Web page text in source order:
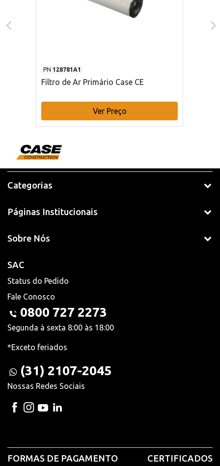
PN 128781A1
Filtro de Ar Primário Case CE
Ver Preço
Categorias
Páginas Institucionais
Sobre Nós
SAC
Status do Pedido
Fale Conosco
0800 727 2273
Segunda à sexta 8:00 às 18:00
*Exceto feriados
(31) 2107-2045
Nossas Redes Sociais
FORMAS DE PAGAMENTO CERTIFICADOS